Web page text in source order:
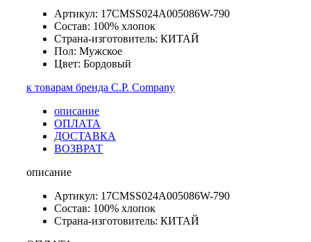
Артикул: 17CMSS024A005086W-790
Состав: 100% хлопок
Страна-изготовитель: КИТАЙ
Пол: Мужское
Цвет: Бордовый
к товарам бренда C.P. Company
описание
ОПЛАТА
ДОСТАВКА
ВОЗВРАТ
описание
Артикул: 17CMSS024A005086W-790
Состав: 100% хлопок
Страна-изготовитель: КИТАЙ